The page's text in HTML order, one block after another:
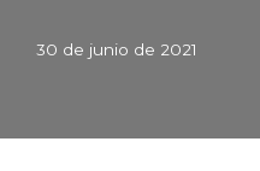
30 de junio de 2021